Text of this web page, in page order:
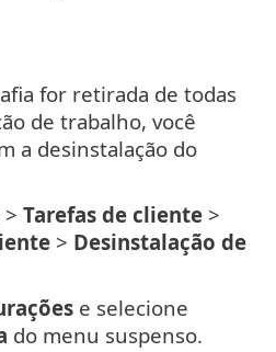
for retirada de todas
de trabalho, você
a desinstalação do
> Tarefas de cliente >
> Desinstalação de
e selecione
do menu suspenso.